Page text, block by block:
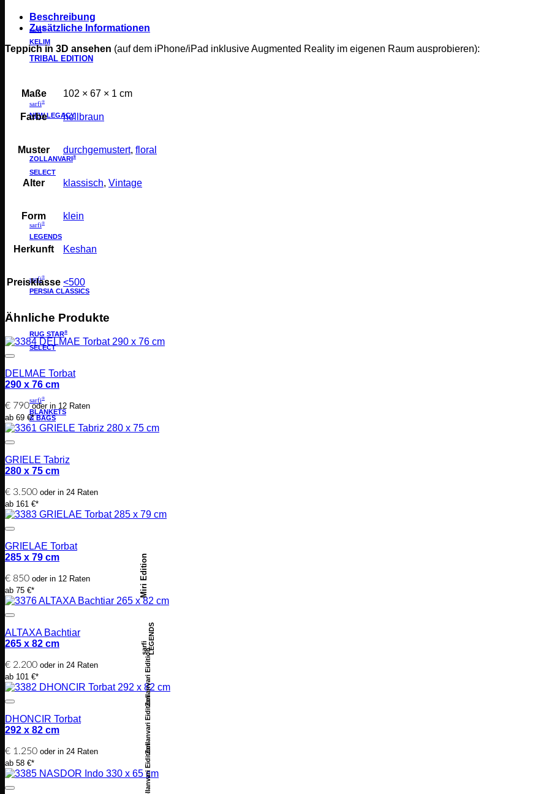
sarfi®
KELIM
TRIBAL EDITION
sarfi®
NEW LEGACY
ZOLLANVARI®
SELECT
sarfi®
LEGENDS
sarfi®
PERSIA CLASSICS
RUG STAR®
SELECT
sarfi®
BLANKETS
& BAGS
Miri Edition
sarfiLEGENDS
Zollanvari Eidition
Zollanvari Eidition
Zollanvari Eidition
Beschreibung
Zusätzliche Informationen
Teppich in 3D ansehen (auf dem iPhone/iPad inklusive Augmented Reality im eigenen Raum ausprobieren):
Maße 102 × 67 × 1 cm
Farbe hellbraun
Muster durchgemustert, floral
Alter klassisch, Vintage
Form klein
Herkunft Keshan
Preisklasse <500
Ähnliche Produkte
DELMAE Torbat
290 x 76 cm
€ 790 oder in 12 Raten
ab 69 €*
GRIELE Tabriz
280 x 75 cm
€ 3.500 oder in 24 Raten
ab 161 €*
GRIELAE Torbat
285 x 79 cm
€ 850 oder in 12 Raten
ab 75 €*
ALTAXA Bachtiar
265 x 82 cm
€ 2.200 oder in 24 Raten
ab 101 €*
DHONCIR Torbat
292 x 82 cm
€ 1.250 oder in 24 Raten
ab 58 €*